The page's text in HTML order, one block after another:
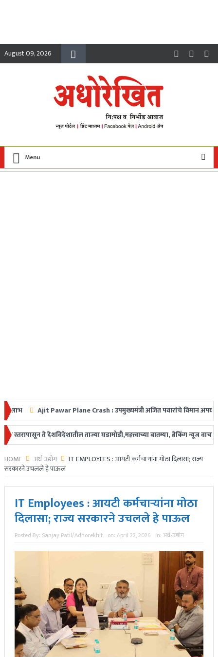
August 09, 2026
Menu
Ajit Pawar Plane Crash : उपमुख्यमंत्री अजित पवारांचे विमान अपघातात निधन,
देशविदेशातील ताज्या घडामोडी,महत्त्वाच्या बातम्या, ब्रेकिंग न्यूज
HOME अर्थ-उद्योग
IT EMPLOYEES : आयटी कर्मचाऱ्यांना मोठा दिलासा; राज्य
सरकारने उचलले हे पाऊल
IT Employees : आयटी कर्मचाऱ्यांना मोठा
दिलासा; राज्य सरकारने उचलले हे पाऊल
Posted By: Sanjay Patil/Adhorekhit on: April 22, 2026 In: अर्थ-उद्योग